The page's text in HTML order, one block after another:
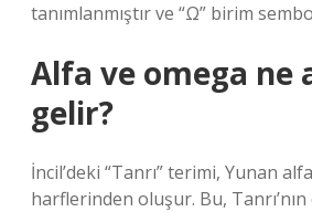
tanımlanmıştır ve “Ω” birim
Alfa ve omega ne
gelir?
İncil’deki “Tanrı” terimi, Yunan
harflerinden oluşur. Bu, Tanrı’nın